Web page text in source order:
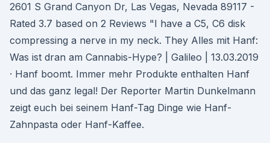
2601 S Grand Canyon Dr, Las Vegas, Nevada 89117 -
Rated 3.7 based on 2 Reviews "I have a C5, C6 disk
compressing a nerve in my neck. They Alles mit Hanf:
Was ist dran am Cannabis-Hype? | Galileo | 13.03.2019
· Hanf boomt. Immer mehr Produkte enthalten Hanf
und das ganz legal! Der Reporter Martin Dunkelmann
zeigt euch bei seinem Hanf-Tag Dinge wie Hanf-
Zahnpasta oder Hanf-Kaffee.